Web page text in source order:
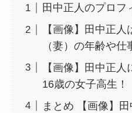
田中正人のプロフ
【画像】田中正
（妻）の年齢や仕
【画像】田中正
16歳の女子高生！
まとめ 【画像】